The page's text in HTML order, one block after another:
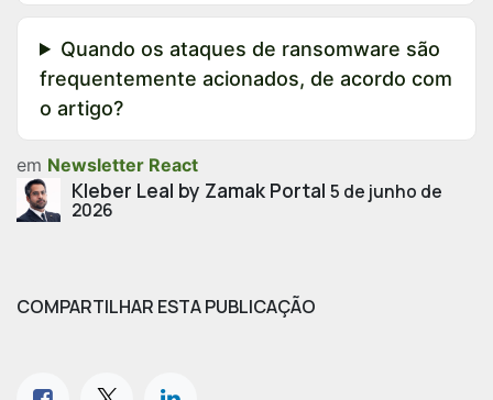
Quando os ataques de ransomware são
frequentemente acionados, de acordo com
o artigo?
em Newsletter React
Kleber Leal by Zamak Portal 5 de junho de
2026
COMPARTILHAR ESTA PUBLICAÇÃO